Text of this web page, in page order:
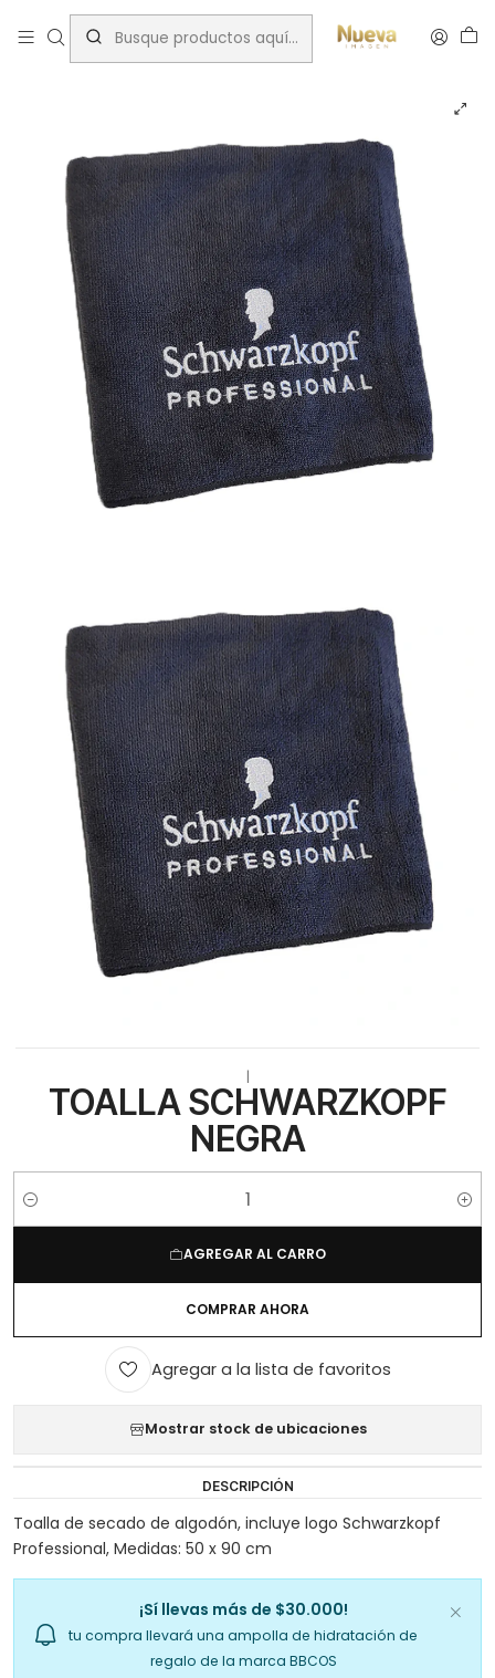
Inicio Toallas Peluquería TOALLA SCHWARZKOPF NEGRA
TOALLA SCHWARZKOPF
NEGRA
Cantidad
AGREGAR AL CARRO
COMPRAR AHORA
Agregar a la lista de favoritos
Mostrar stock de ubicaciones
DESCRIPCIÓN
Toalla de secado de algodón, incluye logo Schwarzkopf
Professional, Medidas: 50 x 90 cm
¡Sí llevas más de $30.000!
tu compra llevará una ampolla de hidratación de
regalo de la marca BBCOS